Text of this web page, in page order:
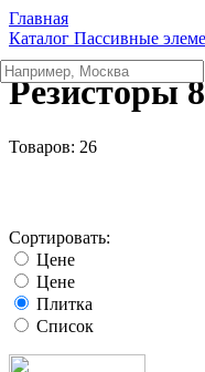
Главная
Каталог Пассивные
Резисторы
Товаров: 26
Сортировать:
Цене
Цене
Плитка
Список